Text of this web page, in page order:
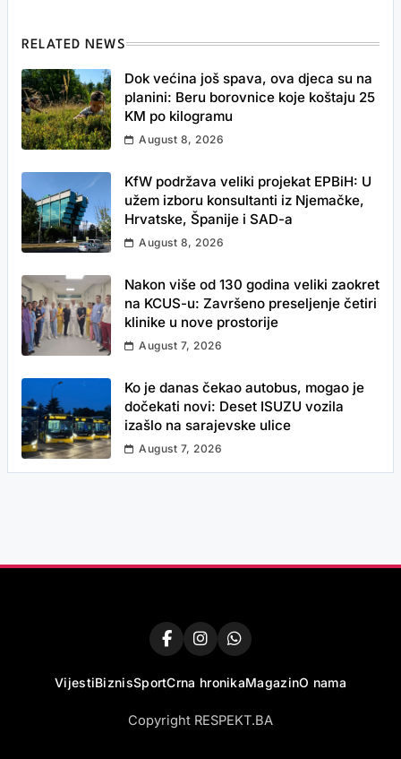
RELATED NEWS
Dok većina još spava, ova djeca su na
planini: Beru borovnice koje koštaju 25
KM po kilogramu
August 8, 2026
KfW podržava veliki projekat EPBiH: U
užem izboru konsultanti iz Njemačke,
Hrvatske, Španije i SAD-a
August 8, 2026
Nakon više od 130 godina veliki zaokret
na KCUS-u: Završeno preseljenje četiri
klinike u nove prostorije
August 7, 2026
Ko je danas čekao autobus, mogao je
dočekati novi: Deset ISUZU vozila
izašlo na sarajevske ulice
August 7, 2026
VijestiBiznisSportCrna hronikaMagazinO nama
Copyright RESPEKT.BA